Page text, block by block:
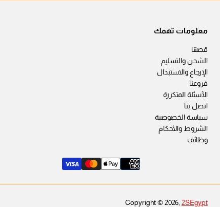
معلومات تهمك
قصتنا
الشحن والتسليم
الإرجاع والاستبدال
فروعنا
الآسئلة المتكررة
اتصل بنا
سياسة الخصوصية
الشروط والأحكام
وظائف
Copyright © 2026, 2SEgypt